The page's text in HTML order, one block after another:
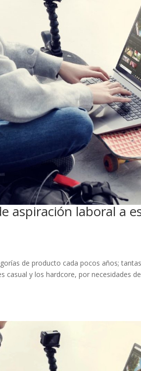
aspiración laboral a
de producto cada pocos años;
casual y los hardcore, por necesidades